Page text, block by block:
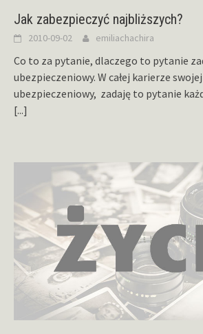
Jak zabezpieczyć najbliższych?
2010-09-02 emiliachachira
Co to za pytanie, dlaczego to pytanie
ubezpieczeniowy. W całej karierze
ubezpieczeniowy, zadaję to pytanie
[...]